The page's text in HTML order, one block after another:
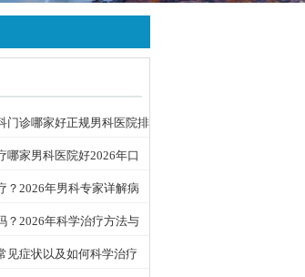
门诊哪家好正规男科医院排
哪家男科医院好2026年口
？2026年男科专家详解病
？2026年科学治疗方法与
见症状以及如何科学治疗